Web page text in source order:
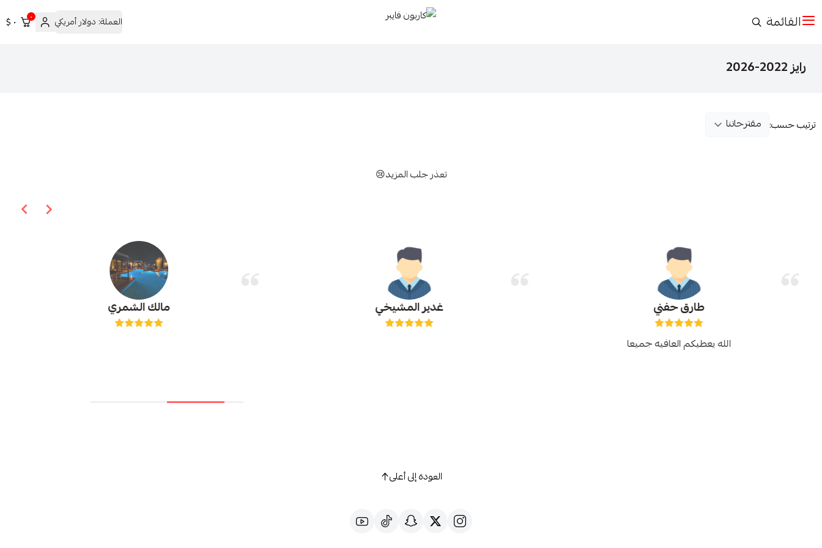
القائمة العملة: دولار أمريكي ٠ ٠ $
رايز 2022-2026
ترتيب حسب:
تعذر جلب المزيد😢
طارق حفني
الله يعطيكم العافيه جميعا
غدير المشيخي مالك الشمري
العودة إلى أعلى